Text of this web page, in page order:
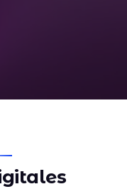
gitales